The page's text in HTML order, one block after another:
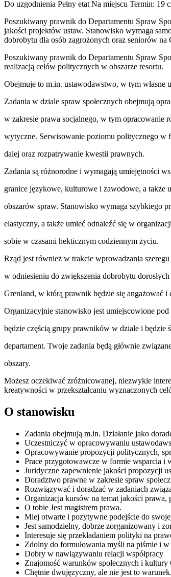
Do uzgodnienia Pełny etat Na miejscu Termin: 19
Poszukiwany prawnik do Departamentu Spraw
jakości projektów ustaw. Stanowisko wymaga
dobrobytu dla osób zagrożonych oraz seniorów na
Poszukiwany prawnik do Departamentu Spraw
realizacją celów politycznych w obszarze resortu.
Obejmuje to m.in. ustawodawstwo, w tym własne
Zadania w dziale spraw społecznych obejmują
w zakresie prawa socjalnego, w tym opracowanie
wytyczne. Serwisowanie poziomu politycznego w
dalej oraz rozpatrywanie kwestii prawnych.
Zadania są różnorodne i wymagają umiejętności
granice językowe, kulturowe i zawodowe, a także
obszarów spraw. Stanowisko wymaga szybkiego
elastyczny, a także umieć odnaleźć się w
sobie w czasami hekticznym codziennym życiu.
Rząd jest również w trakcie wprowadzania
w odniesieniu do zwiększenia dobrobytu
Grenland, w którą prawnik będzie się angażować i
Organizacyjnie stanowisko jest umiejscowione
będzie częścią grupy prawników w dziale i będzie
departament. Twoje zadania będą głównie
obszary.
Możesz oczekiwać zróżnicowanej, niezwykle
kreatywności w przekształcaniu wyznaczonych
O stanowisku
Zadania obejmują m.in. Działanie jako
Uczestniczyć w opracowywaniu
Opracowywanie propozycji politycznych,
Prace przygotowawcze w formie wsparcia i
Juridyczne zapewnienie jakości propozycji
Doradztwo prawne w zakresie spraw
Rozwiązywać i doradzać w zadaniach
Organizacja kursów na temat jakości
O tobie Jest magistrem prawa.
Miej otwarte i pozytywne podejście do
Jest samodzielny, dobrze zorganizowany i
Interesuje się przekładaniem polityki na
Zdolny do formułowania myśli na piśmie i
Dobry w nawiązywaniu relacji współpracy
Znajomość warunków społecznych i kultury
Chętnie dwujęzyczny, ale nie jest to warunek.